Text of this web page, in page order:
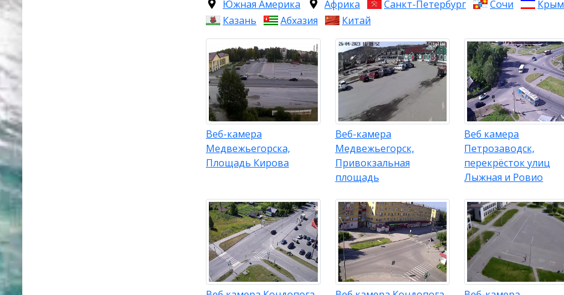
Южная Америка
Африка Санкт-Петербург Сочи
Крым
Казань
Абхазия Китай
Веб-камера
Медвежьегорска,
Площадь Кирова
Веб-камера
Медвежьегорск,
Привокзальная
площадь
Веб камера
Петрозаводск,
перекрёсток улиц
Лыжная и Ровио